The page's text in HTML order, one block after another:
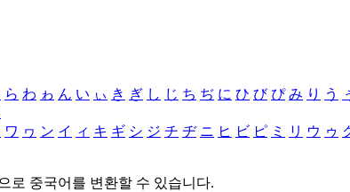
ら わ ゎ ん い ぃ き ぎ し じ ち ぢ に ひ び ぴ み り う
ワ ヮ ン イ ィ キ ギ シ ジ チ ヂ ニ ヒ ビ ピ ミ リ ウ ゥ
로 중국어를 변환할 수 있습니다.